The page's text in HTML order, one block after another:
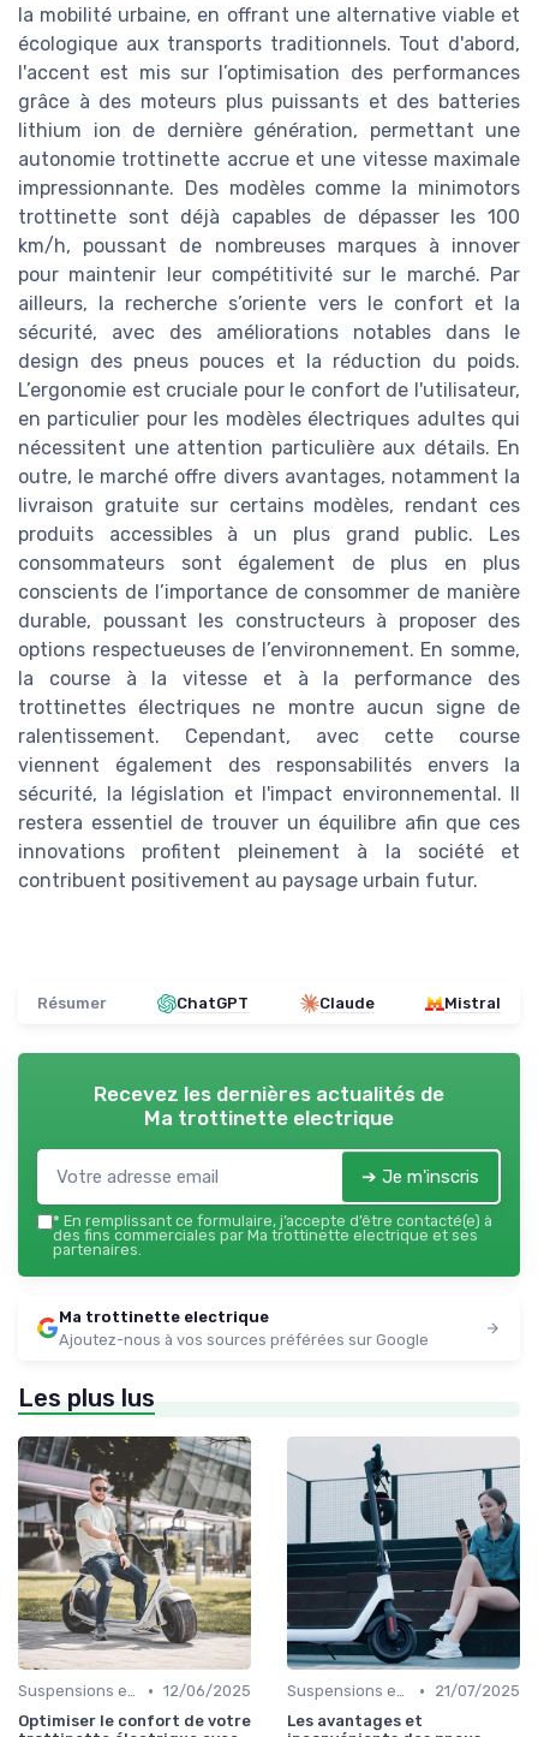
la mobilité urbaine, en offrant une alternative viable et
écologique aux transports traditionnels. Tout d'abord,
l'accent est mis sur l’optimisation des performances
grâce à des moteurs plus puissants et des batteries
lithium ion de dernière génération, permettant une
autonomie trottinette accrue et une vitesse maximale
impressionnante. Des modèles comme la minimotors
trottinette sont déjà capables de dépasser les 100
km/h, poussant de nombreuses marques à innover
pour maintenir leur compétitivité sur le marché. Par
ailleurs, la recherche s’oriente vers le confort et la
sécurité, avec des améliorations notables dans le
design des pneus pouces et la réduction du poids.
L’ergonomie est cruciale pour le confort de l'utilisateur,
en particulier pour les modèles électriques adultes qui
nécessitent une attention particulière aux détails. En
outre, le marché offre divers avantages, notamment la
livraison gratuite sur certains modèles, rendant ces
produits accessibles à un plus grand public. Les
consommateurs sont également de plus en plus
conscients de l’importance de consommer de manière
durable, poussant les constructeurs à proposer des
options respectueuses de l’environnement. En somme,
la course à la vitesse et à la performance des
trottinettes électriques ne montre aucun signe de
ralentissement. Cependant, avec cette course
viennent également des responsabilités envers la
sécurité, la législation et l'impact environnemental. Il
restera essentiel de trouver un équilibre afin que ces
innovations profitent pleinement à la société et
contribuent positivement au paysage urbain futur.
Résumer ChatGPT Claude Mistral
Recevez les dernières actualités de
Ma trottinette electrique
➔ Je m'inscris
* En remplissant ce formulaire, j’accepte d’être contacté(e) à
des fins commerciales par Ma trottinette electrique et ses
partenaires.
Ma trottinette electrique
Ajoutez-nous à vos sources préférées sur Google
Les plus lus
Suspensions et confort • 12/06/2025
Optimiser le confort de votre
Suspensions et confort •
21/07/2025
Les avantages et